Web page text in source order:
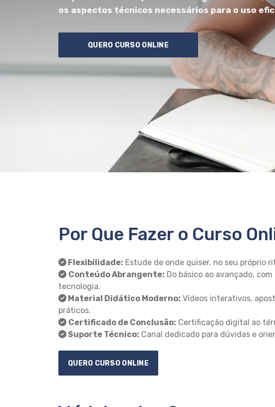
os aspectos técnicos necessários para o uso
QUERO CURSO ONLINE
Por Que Fazer o Curso
Flexibilidade: Estude de onde quiser, no seu próprio
Conteúdo Abrangente: Do básico ao avançado,
tecnologia.
Material Didático Moderno: Vídeos interativos,
práticos.
Certificado de Conclusão: Certificação digital ao
Suporte Técnico: Canal dedicado para dúvidas e
QUERO CURSO ONLINE